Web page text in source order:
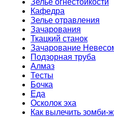
Зелье огнестойкости
Кафедра
Зелье отравления
Зачарования
Ткацкий станок
Зачарование
Подзорная труба
Алмаз
Тесты
Бочка
Еда
Осколок эха
Как вылечить зомби-